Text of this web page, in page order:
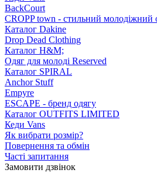
BackCourt
CROPP town - стильний молодіжний
Каталог Dakine
Drop Dead Clothing
Каталог H&M;
Одяг для молоді Reserved
Каталог SPIRAL
Anchor Stuff
Empyre
ESCAPE - бренд одягу
Каталог OUTFITS LIMITED
Кеди Vans
Як вибрати розмір?
Повернення та обмін
Часті запитання
Замовити дзвінок